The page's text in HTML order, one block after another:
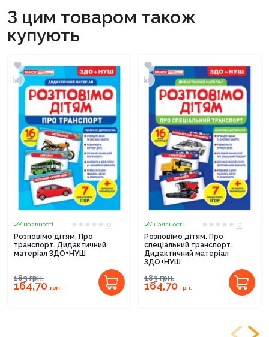
З цим товаром також
купують
У наявності
0
Розповімо дітям. Про
транспорт. Дидактичний
матеріал ЗДО+НУШ
183грн.
164,70 грн.
У наявності
0
Розповімо дітям. Про
спеціальний транспорт.
Дидактичний матеріал
ЗДО+НУШ
183грн.
164,70 грн.